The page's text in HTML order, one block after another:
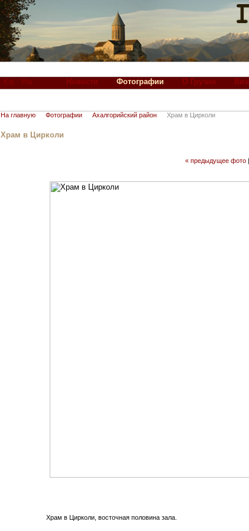
Новости Фотографии О Грузии
На главную Фотографии Ахалгорийский район Храм в Цирколи
Храм в Цирколи
« предыдущее фото |
Храм в Цирколи, восточная половина зала.